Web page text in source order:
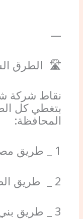
—
🛣️ الطرق
نقاط شركة
بتغطي كل
المحافظة:
1 _ طريق مصر – أسوان الزراعي
2 _ طريق الصعيد الصحراوي الشرقي
3 _ طريق بني سويف – المنيا